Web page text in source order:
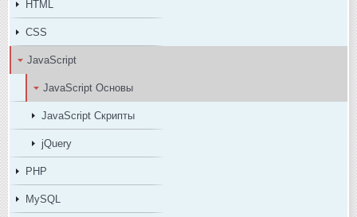
HTML
CSS
JavaScript
JavaScript Основы
JavaScript Скрипты
jQuery
PHP
MySQL